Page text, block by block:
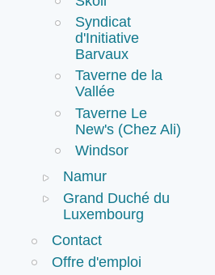
Syndicat
d'Initiative
Barvaux
Taverne de la
Vallée
Taverne Le
New's (Chez Ali)
Windsor
Namur
Grand Duché du
Luxembourg
Contact
Offre d'emploi